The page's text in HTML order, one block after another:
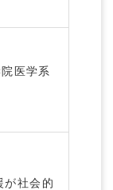
医学系
が社会的